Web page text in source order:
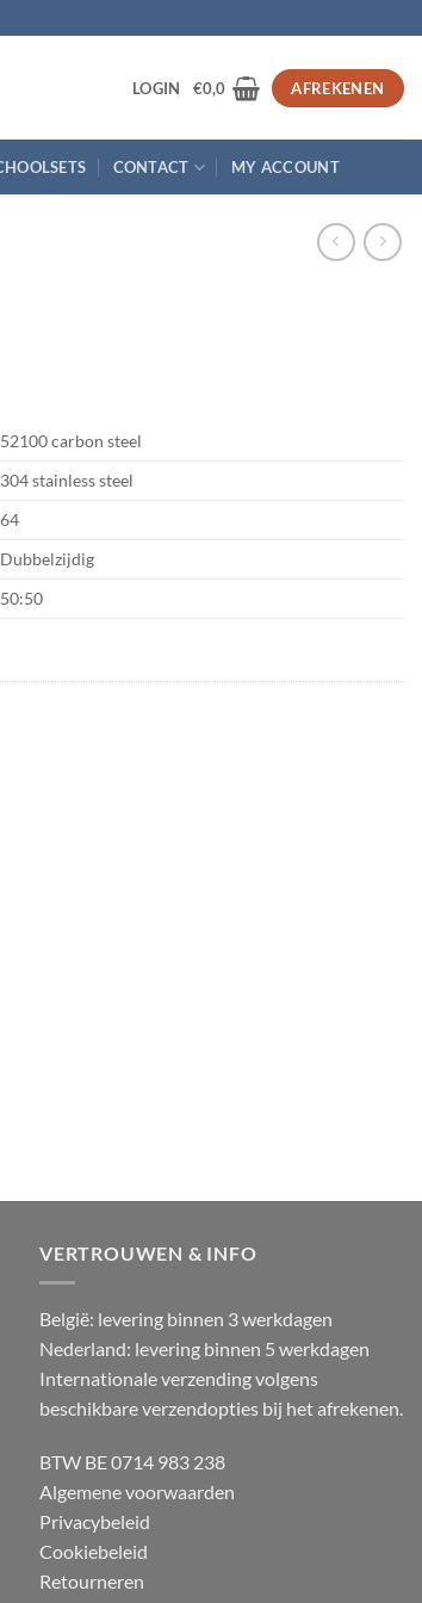
LOGIN €0,0 AFREKENEN
CONTACT MY ACCOUNT
52100 carbon steel
304 stainless steel
64
Dubbelzijdig
50:50
VERTROUWEN & INFO
België: levering binnen 3 werkdagen
Nederland: levering binnen 5 werkdagen
Internationale verzending volgens
beschikbare verzendopties bij het afrekenen.
BTW BE 0714 983 238
Algemene voorwaarden
Privacybeleid
Cookiebeleid
Retourneren